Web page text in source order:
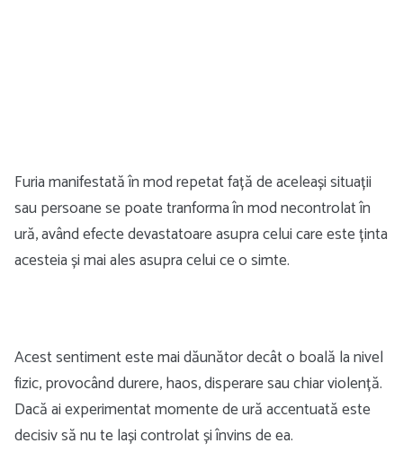
Furia manifestată în mod repetat față de aceleași situații
sau persoane se poate tranforma în mod necontrolat în
ură, având efecte devastatoare asupra celui care este ținta
acesteia și mai ales asupra celui ce o simte.
Acest sentiment este mai dăunător decât o boală la nivel
fizic, provocând durere, haos, disperare sau chiar violență.
Dacă ai experimentat momente de ură accentuată este
decisiv să nu te lași controlat și învins de ea.